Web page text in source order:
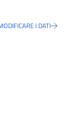
I DATI